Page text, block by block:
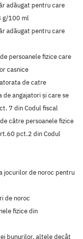
adăugat pentru care
g/100 ml
adăugat pentru care
persoanele fizice care
casnice
de catre
de angajatori şi care se
7 din Codul fiscal
către persoanele fizice
pct.2 din Codul
jocurilor de noroc pentru
de noroc
fizice din
bunurilor, altele decât